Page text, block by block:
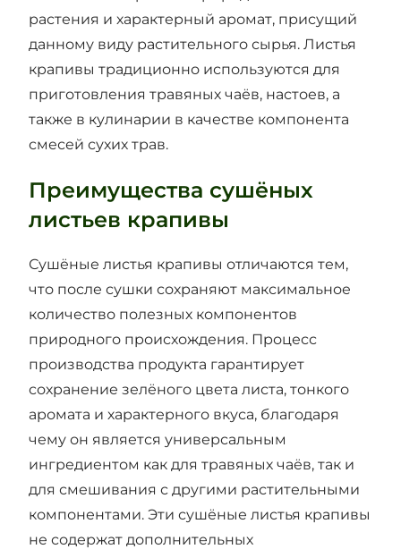
растения и характерный аромат, присущий
данному виду растительного сырья. Листья
крапивы традиционно используются для
приготовления травяных чаёв, настоев, а
также в кулинарии в качестве компонента
смесей сухих трав.
Преимущества сушёных
листьев крапивы
Сушёные листья крапивы отличаются тем,
что после сушки сохраняют максимальное
количество полезных компонентов
природного происхождения. Процесс
производства продукта гарантирует
сохранение зелёного цвета листа, тонкого
аромата и характерного вкуса, благодаря
чему он является универсальным
ингредиентом как для травяных чаёв, так и
для смешивания с другими растительными
компонентами. Эти сушёные листья крапивы
не содержат дополнительных